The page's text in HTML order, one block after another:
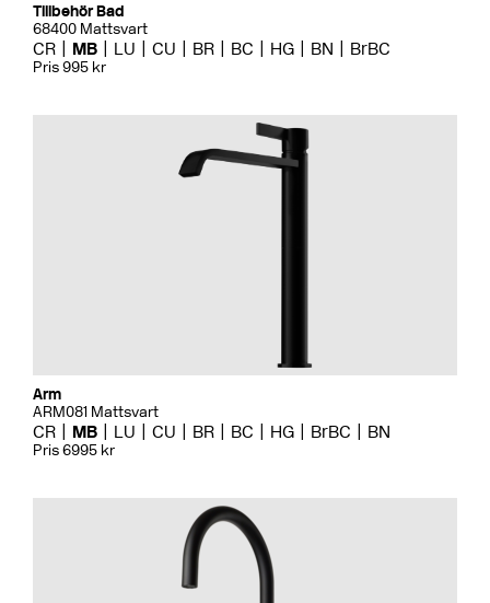
Tillbehör Bad
68400 Mattsvart
CR MB LU CU BR BC HG BN BrBC
Pris 995 kr
Arm
ARM081 Mattsvart
CR MB LU CU BR BC HG BrBC BN
Pris 6995 kr